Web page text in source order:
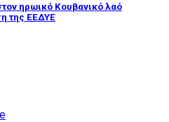
ηρωικό Κουβανικό λαό
της ΕΕΔΥΕ